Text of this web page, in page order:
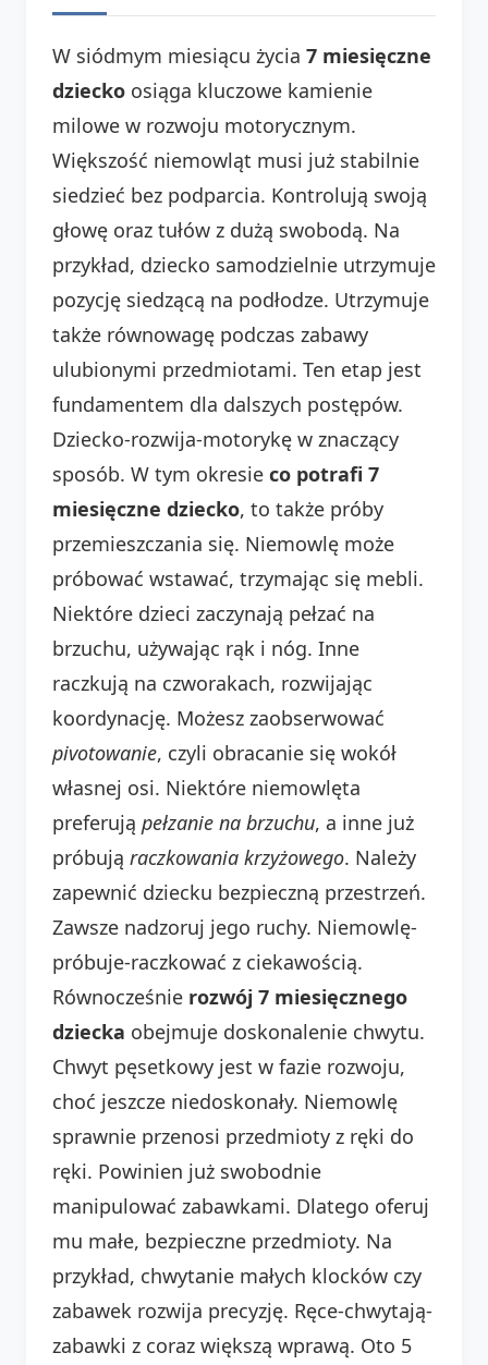
W siódmym miesiącu życia 7 miesięczne
dziecko osiąga kluczowe kamienie
milowe w rozwoju motorycznym.
Większość niemowląt musi już stabilnie
siedzieć bez podparcia. Kontrolują swoją
głowę oraz tułów z dużą swobodą. Na
przykład, dziecko samodzielnie utrzymuje
pozycję siedzącą na podłodze. Utrzymuje
także równowagę podczas zabawy
ulubionymi przedmiotami. Ten etap jest
fundamentem dla dalszych postępów.
Dziecko-rozwija-motorykę w znaczący
sposób. W tym okresie co potrafi 7
miesięczne dziecko, to także próby
przemieszczania się. Niemowlę może
próbować wstawać, trzymając się mebli.
Niektóre dzieci zaczynają pełzać na
brzuchu, używając rąk i nóg. Inne
raczkują na czworakach, rozwijając
koordynację. Możesz zaobserwować
pivotowanie, czyli obracanie się wokół
własnej osi. Niektóre niemowlęta
preferują pełzanie na brzuchu, a inne już
próbują raczkowania krzyżowego. Należy
zapewnić dziecku bezpieczną przestrzeń.
Zawsze nadzoruj jego ruchy. Niemowlę-
próbuje-raczkować z ciekawością.
Równocześnie rozwój 7 miesięcznego
dziecka obejmuje doskonalenie chwytu.
Chwyt pęsetkowy jest w fazie rozwoju,
choć jeszcze niedoskonały. Niemowlę
sprawnie przenosi przedmioty z ręki do
ręki. Powinien już swobodnie
manipulować zabawkami. Dlatego oferuj
mu małe, bezpieczne przedmioty. Na
przykład, chwytanie małych klocków czy
zabawek rozwija precyzję. Ręce-chwytają-
zabawki z coraz większą wprawą. Oto 5